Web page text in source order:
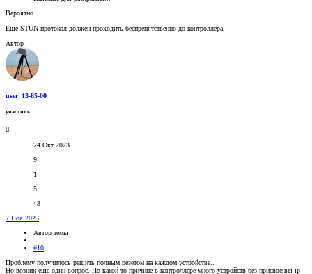
Вероятно.
Ещё STUN-протокол должен проходить беспрепятственно до контроллера.
Автор
user_13-85-00
участник
24 Окт 2023
9
1
5
43
7 Ноя 2023
Автор темы
#10
Проблему получилось решить полным резетом на каждом устройстве..
Но возник еще один вопрос. По какой-то причине в контроллере много устройств без присвоения ip